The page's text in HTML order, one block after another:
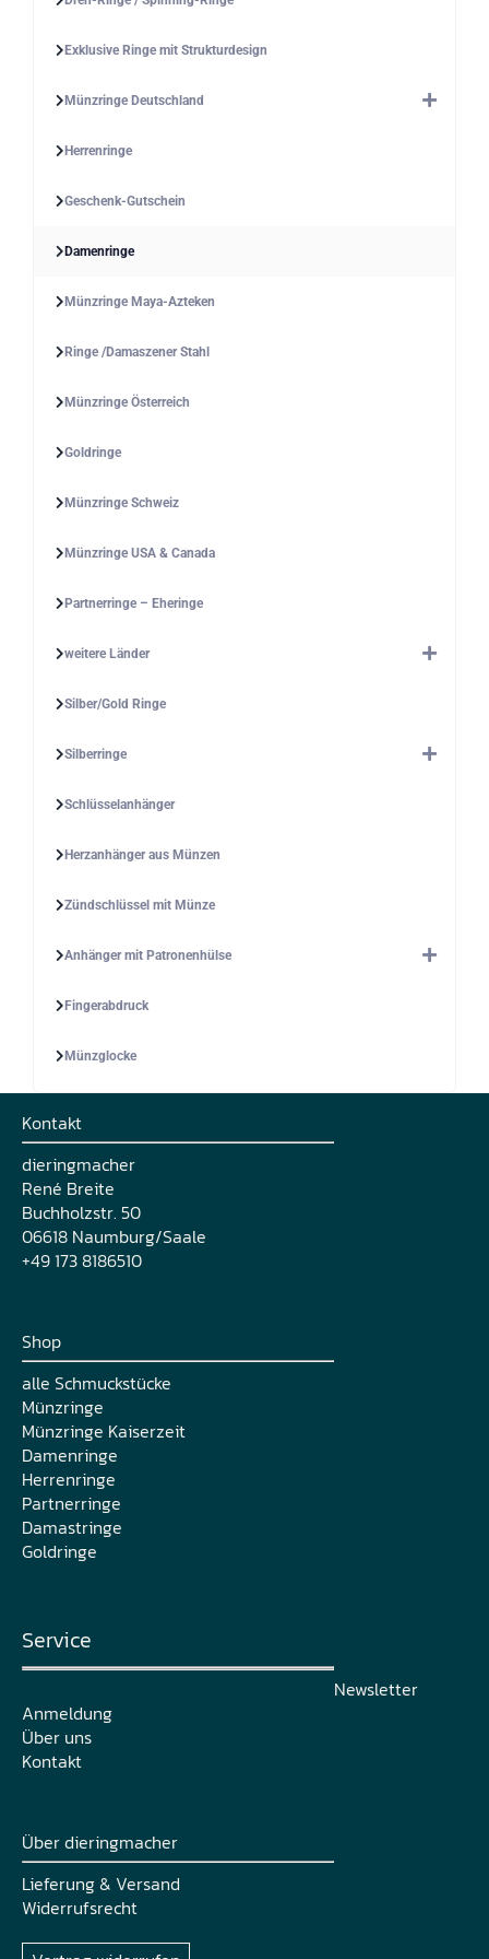
Exklusive Ringe mit Strukturdesign
Münzringe Deutschland
Herrenringe
Geschenk-Gutschein
Damenringe
Münzringe Maya-Azteken
Ringe /Damaszener Stahl
Münzringe Österreich
Goldringe
Münzringe Schweiz
Münzringe USA & Canada
Partnerringe – Eheringe
weitere Länder
Silber/Gold Ringe
Silberringe
Schlüsselanhänger
Herzanhänger aus Münzen
Zündschlüssel mit Münze
Anhänger mit Patronenhülse
Fingerabdruck
Münzglocke
Kontakt
dieringmacher
René Breite
Buchholzstr. 50
06618 Naumburg/Saale
+49 173 8186510
Shop
alle Schmuckstücke
Münzringe
Münzringe Kaiserzeit
Damenringe
Herrenringe
Partnerringe
Damastringe
Goldringe
Service
Newsletter
Anmeldung
Über uns
Kontakt
Über dieringmacher
Lieferung & Versand
Widerrufsrecht